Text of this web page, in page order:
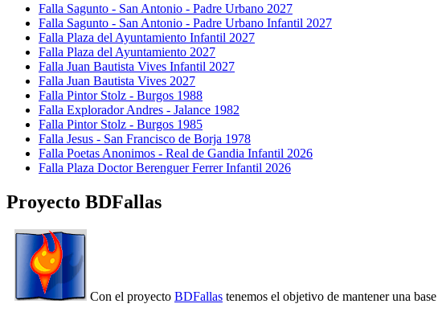
Falla Sagunto - San Antonio - Padre Urbano 2027
Falla Sagunto - San Antonio - Padre Urbano Infantil 2027
Falla Plaza del Ayuntamiento Infantil 2027
Falla Plaza del Ayuntamiento 2027
Falla Juan Bautista Vives Infantil 2027
Falla Juan Bautista Vives 2027
Falla Pintor Stolz - Burgos 1988
Falla Explorador Andres - Jalance 1982
Falla Pintor Stolz - Burgos 1985
Falla Jesus - San Francisco de Borja 1978
Falla Poetas Anonimos - Real de Gandia Infantil 2026
Falla Plaza Doctor Berenguer Ferrer Infantil 2026
Proyecto BDFallas
Con el proyecto BDFallas tenemos el objetivo de mantener una